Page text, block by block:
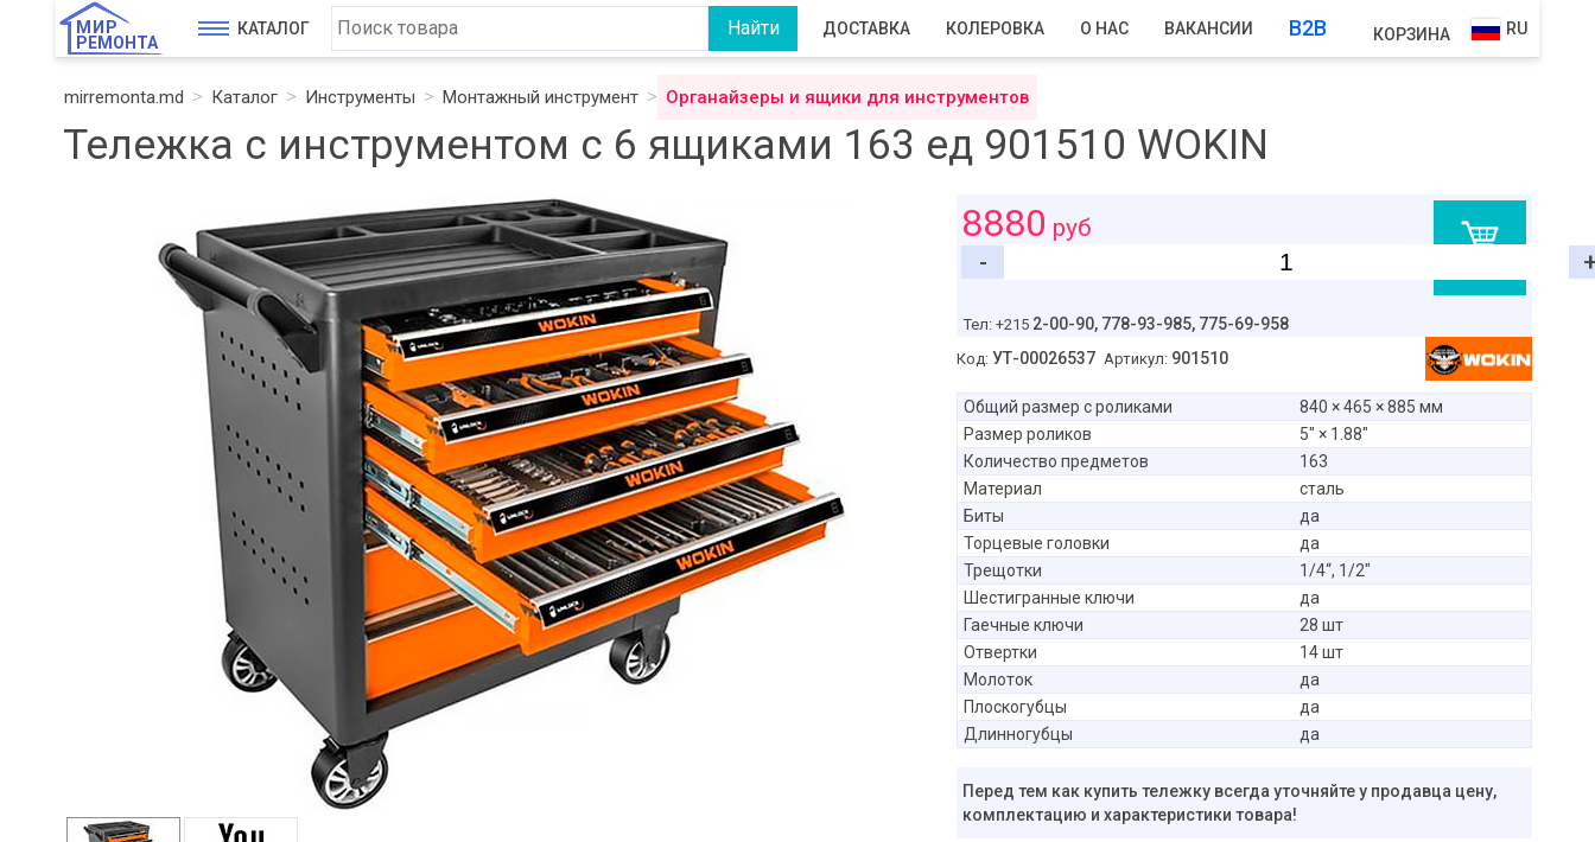
МИР
РЕМОНТА
КАТАЛОГ ДОСТАВКА КОЛЕРОВКА О НАС ВАКАНСИИ B2B КОРЗИНА RU
mirremonta.md Каталог Инструменты Монтажный инструмент Органайзеры и ящики для инструментов
Тележка с инструментом с 6 ящиками 163 ед 901510 WOKIN
8880 руб
-
Тел: +215 2-00-90, 778-93-985, 775-69-958
Код: УТ-00026537 Артикул: 901510
Общий размер с роликами
840 × 465 × 885 мм
Размер роликов
5″ × 1.88″
Количество предметов
163
Материал
сталь
Биты
да
Торцевые головки
да
Трещотки
1/4“, 1/2"
Шестигранные ключи
да
Гаечные ключи
28 шт
Отвертки
14 шт
Молоток
да
Плоскогубцы
да
Длинногубцы
да
Перед тем как купить тележку всегда уточняйте у продавца цену,
комплектацию и характеристики товара!